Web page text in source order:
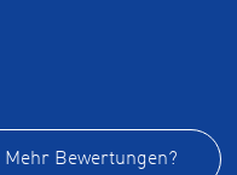
Mehr Bewertungen?